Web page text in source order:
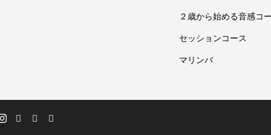
２歳から始める音感コ
セッションコース
マリンバ